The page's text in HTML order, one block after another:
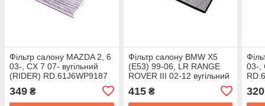
Фільтр салону MAZDA 2, 6
03-, CX 7 07- вугільний
(RIDER) RD.61J6WP9187
349 ₴
Фільтр салону BMW X5
(E53) 99-06, LR RANGE
ROVER III 02-12 вугільний
(RIDER) RD.61J6WP9327
415₴
03-,
320